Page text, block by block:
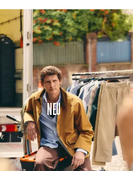
Neu